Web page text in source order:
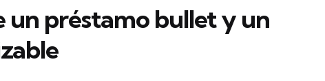
un préstamo bullet y un